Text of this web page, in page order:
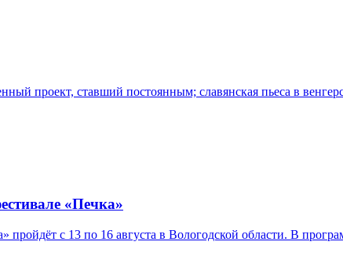
проект, ставший постоянным; славянская пьеса в
«Печка»
с 13 по 16 августа в Вологодской области. В